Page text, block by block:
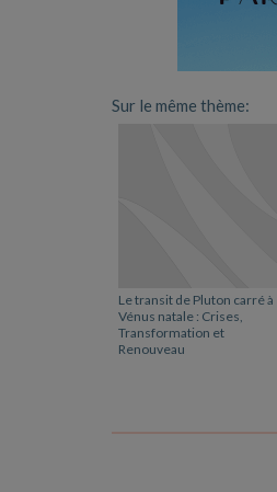
Sur le même thème:
Le transit de Pluton carré à
Vénus natale : Crises,
Transformation et
Renouveau